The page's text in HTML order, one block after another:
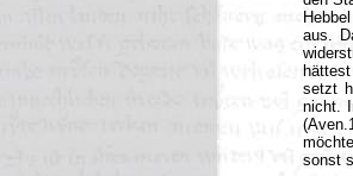
aus.
setzt
nicht.
sonst